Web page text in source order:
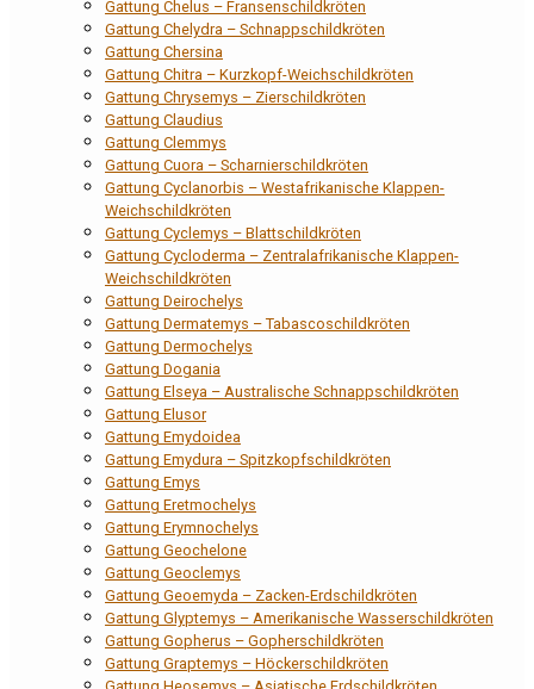
Gattung Chelus – Fransenschildkröten
Gattung Chelydra – Schnappschildkröten
Gattung Chersina
Gattung Chitra – Kurzkopf-Weichschildkröten
Gattung Chrysemys – Zierschildkröten
Gattung Claudius
Gattung Clemmys
Gattung Cuora – Scharnierschildkröten
Gattung Cyclanorbis – Westafrikanische Klappen-
Weichschildkröten
Gattung Cyclemys – Blattschildkröten
Gattung Cycloderma – Zentralafrikanische Klappen-
Weichschildkröten
Gattung Deirochelys
Gattung Dermatemys – Tabascoschildkröten
Gattung Dermochelys
Gattung Dogania
Gattung Elseya – Australische Schnappschildkröten
Gattung Elusor
Gattung Emydoidea
Gattung Emydura – Spitzkopfschildkröten
Gattung Emys
Gattung Eretmochelys
Gattung Erymnochelys
Gattung Geochelone
Gattung Geoclemys
Gattung Geoemyda – Zacken-Erdschildkröten
Gattung Glyptemys – Amerikanische Wasserschildkröten
Gattung Gopherus – Gopherschildkröten
Gattung Graptemys – Höckerschildkröten